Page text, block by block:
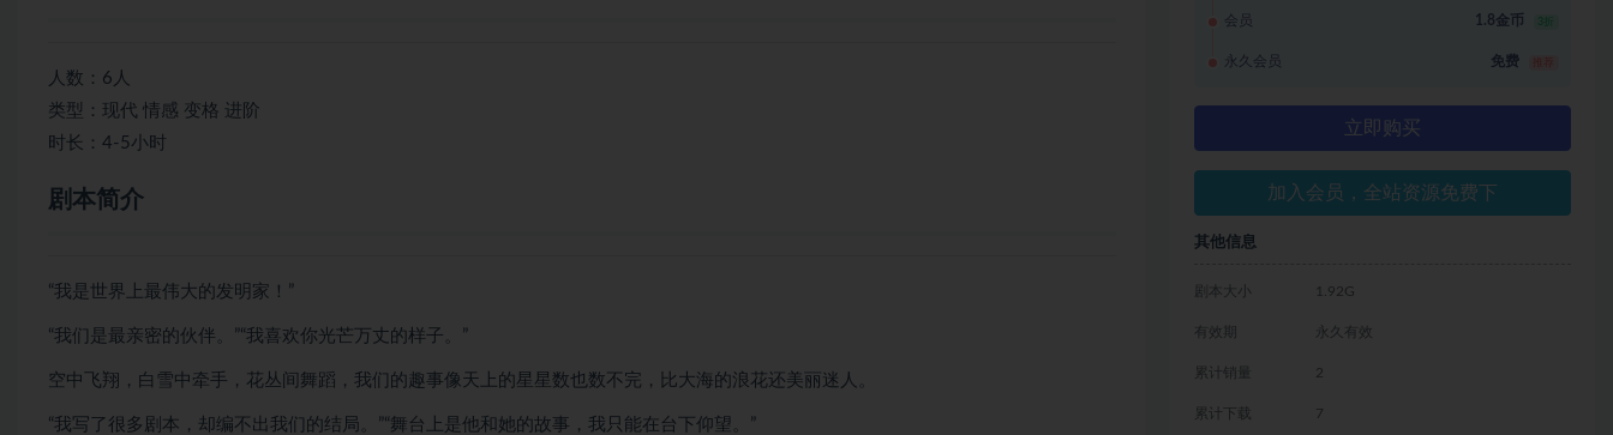
人数：6人
类型：现代 情感 变格 进阶
时长：4-5小时
剧本简介
“我是世界上最伟大的发明家！”
“我们是最亲密的伙伴。”“我喜欢你光芒万丈的样子。”
空中飞翔，白雪中牵手，花丛间舞蹈，我们的趣事像天上的星星数也数不完，比大海的浪花还美丽迷人。
“我写了很多剧本，却编不出我们的结局。”“舞台上是他和她的故事，我只能在台下仰望。”
会员 1.8金币 3折
永久会员 免费
立即购买
加入会员，全站资源免费下
其他信息
剧本大小 1.92G
有效期 永久有效
累计销量 2
累计下载 7